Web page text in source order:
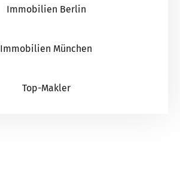
Immobilien Berlin
Immobilien München
Top-Makler